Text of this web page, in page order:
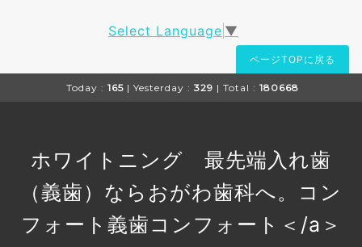
Select Language ▼
ページTOPに戻る
Today : 165 | Yesterday : 329 | Total : 180668
ホワイトニング 最先端入れ歯
（義歯）ならおがわ歯科へ。コン
フォート義歯コンフォート＜/a＞